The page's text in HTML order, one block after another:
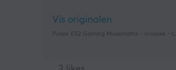
Vis originalen
Pulsar ES2 Gaming Musematte - Inosuke -